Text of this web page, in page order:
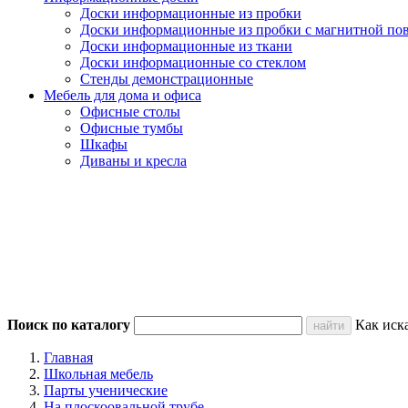
Доски информационные из пробки
Доски информационные из пробки с магнитной
Доски информационные из ткани
Доски информационные со стеклом
Стенды демонстрационные
Мебель для дома и офиса
Офисные столы
Офисные тумбы
Шкафы
Диваны и кресла
Поиск по каталогу Как
Главная
Школьная мебель
Парты ученические